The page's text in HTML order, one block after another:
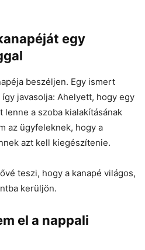
egy
beszéljen. Egy ismert
javasolja: Ahelyett, hogy egy
a szoba kialakításának
az ügyfeleknek, hogy a
azt kell kiegészítenie.
teszi, hogy a kanapé világos,
kerüljön.
el a nappali